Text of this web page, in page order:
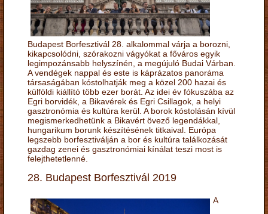
Budapest Borfesztivál 28. alkalommal várja a borozni,
kikapcsolódni, szórakozni vágyókat a főváros egyik
legimpozánsabb helyszínén, a megújuló Budai Várban.
A vendégek nappal és este is káprázatos panoráma
társaságában kóstolhatják meg a közel 200 hazai és
külföldi kiállító több ezer borát. Az idei év fókuszába az
Egri borvidék, a Bikavérek és Egri Csillagok, a helyi
gasztronómia és kultúra kerül. A borok kóstolásán kívül
megismerkedhetünk a Bikavért övező legendákkal,
hungarikum borunk készítésének titkaival. Európa
legszebb borfesztiválján a bor és kultúra találkozását
gazdag zenei és gasztronómiai kínálat teszi most is
felejthetetlenné.
28. Budapest Borfesztivál 2019
A